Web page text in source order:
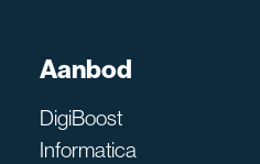
Aanbod
DigiBoost
Informatica